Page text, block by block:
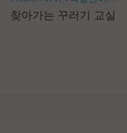
찾아가는 꾸러기 교실